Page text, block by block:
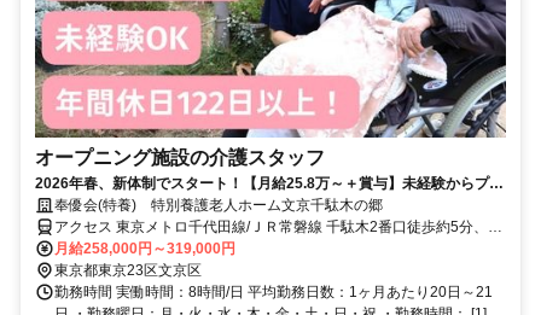
オープニング施設の介護スタッフ
2026年春、新体制でスタート！【月給25.8万～＋賞与】未経験からプロ
へ。年間休日122日★
奉優会(特養) 特別養護老人ホーム文京千駄木の郷
アクセス 東京メトロ千代田線/ＪＲ常磐線 千駄木2番口徒歩約5分、東
京メトロ南北線 本駒込1番口徒歩約12分、東京メトロ千代田線 西日
暮里1番口徒歩約14分
月給258,000円～319,000円
東京都東京23区文京区
勤務時間 実働時間：8時間/日 平均勤務日数：1ヶ月あたり20日～21